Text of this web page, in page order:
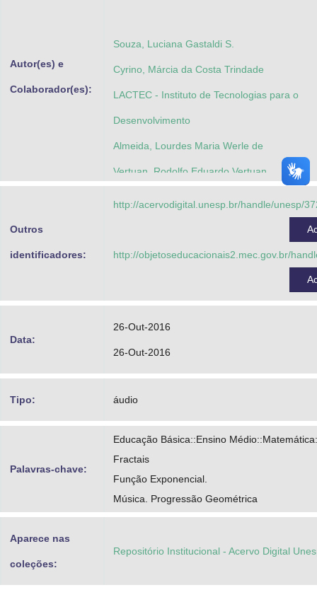
Autor(es) e
Colaborador(es):
Souza, Luciana Gastaldi S.
Cyrino, Márcia da Costa Trindade
LACTEC - Instituto de Tecnologias para o
Desenvolvimento
Almeida, Lourdes Maria Werle de
Vertuan, Rodolfo Eduardo Vertuan
Outros
identificadores:
http://acervodigital.unesp.br/handle/unesp/
http://objetoseducacionais2.mec.gov.br/
Data:
26-Out-2016
26-Out-2016
Tipo: áudio
Palavras-chave:
Educação Básica::Ensino
Fractais
Função Exponencial.
Música. Progressão Geométrica
Aparece nas
coleções:
Repositório Institucional - Acervo Digital